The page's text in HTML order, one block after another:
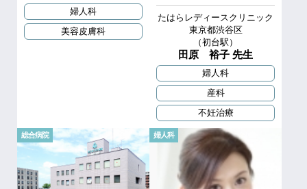
婦人科
美容皮膚科
たはらレディースクリニック
東京都渋谷区
（初台駅）
田原 裕子 先生
婦人科
産科
不妊治療
総合病院 婦人科